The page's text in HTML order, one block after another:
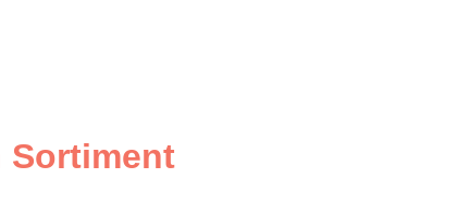
Sortiment